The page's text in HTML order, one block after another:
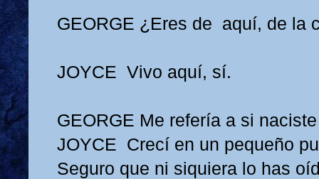
GEORGE ¿Eres de aquí, de la
JOYCE Vivo aquí, sí.
GEORGE Me refería a si
JOYCE Crecí en un pequeño
Seguro que ni siquiera lo has